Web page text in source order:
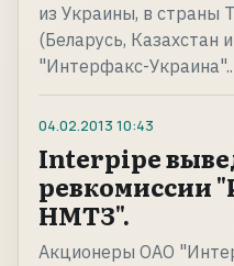
из Украины, в страны
(Беларусь, Казахстан
"Интерфакс-
04.02.2013 10:43
Interpipe
ревкомиссии
НМТЗ".
Акционеры ОАО